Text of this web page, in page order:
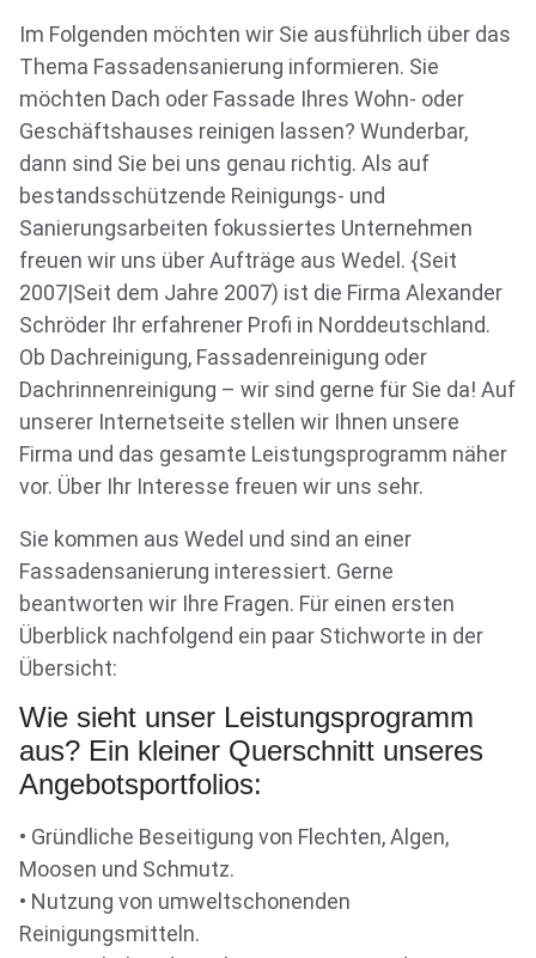
Im Folgenden möchten wir Sie ausführlich über das
Thema Fassadensanierung informieren. Sie
möchten Dach oder Fassade Ihres Wohn- oder
Geschäftshauses reinigen lassen? Wunderbar,
dann sind Sie bei uns genau richtig. Als auf
bestandsschützende Reinigungs- und
Sanierungsarbeiten fokussiertes Unternehmen
freuen wir uns über Aufträge aus Wedel. {Seit
2007|Seit dem Jahre 2007) ist die Firma Alexander
Schröder Ihr erfahrener Profi in Norddeutschland.
Ob Dachreinigung, Fassadenreinigung oder
Dachrinnenreinigung – wir sind gerne für Sie da! Auf
unserer Internetseite stellen wir Ihnen unsere
Firma und das gesamte Leistungsprogramm näher
vor. Über Ihr Interesse freuen wir uns sehr.
Sie kommen aus Wedel und sind an einer
Fassadensanierung interessiert. Gerne
beantworten wir Ihre Fragen. Für einen ersten
Überblick nachfolgend ein paar Stichworte in der
Übersicht:
Wie sieht unser Leistungsprogramm
aus? Ein kleiner Querschnitt unseres
Angebotsportfolios:
• Gründliche Beseitigung von Flechten, Algen,
Moosen und Schmutz.
• Nutzung von umweltschonenden
Reinigungsmitteln.